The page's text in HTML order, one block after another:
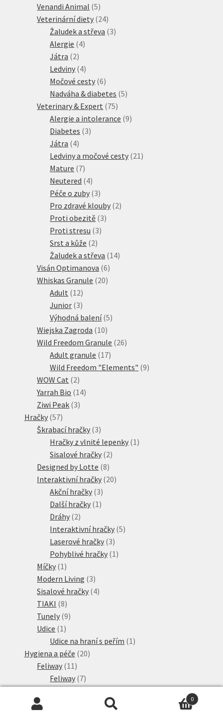
Venandi Animal 55
produktů
Veterinární diety 2424
produktů
Žaludek a střeva 33
Alergie 44
Játra 22
produkty
Ledviny 44
produkty
Močové cesty 66
produktů
Nadváha & diabetes 55
Veterinary & Expert 7575
produktů
Alergie a intolerance 99
Diabetes 33
Játra 44
produkty
Ledviny a močové cesty 21 21
Mature 77
produktů
Neutered 44
produkty
Péče o zuby 33
produkty
Pro zdravé klouby 22
Proti obezitě 33
Proti stresu 33
Srst a kůže 22
produkty
Žaludek a střeva 1414
Visán Optimanova 66
produktů
Whiskas Granule 2020
Adult 1212
produktů
Junior 33
produkty
Výhodná balení 55
Wiejska Zagroda 1010
produktů
Wild Freedom Granule 2626
Adult granule 1717
produktů
Wild Freedom "Elements" 99
WOW Cat 22
produkty
Yarrah Bio 1414
Ziwi Peak 33
Hračky 5757
produktů
Škrabací hračky 33
produkty
Hračky z vlnité lepenky 1 1
Sisalové hračky 22
Designed by Lotte 88
produktů
Interaktivní hračky 2020
Akční hračky 33
produkty
Další hračky 1 1
Dráhy 22
produkty
Interaktivní hračky 55
Laserové hračky 33
produkty
Pohyblivé hračky 1 1
Míčky 1 1
produkt
Modern Living 33
produkty
Sisalové hračky 44
TIAKI 88
produktů
Tunely 99
Udice 1 1
produkt
Udice na hraní s peřím 1 1
Hygiena a péče 2020
Feliway 11 11
produktů
Feliway 77
produktů
1
produkt
kooa 0